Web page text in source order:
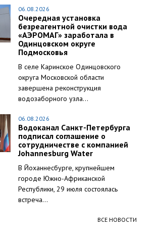
06.08.2026
Очередная установка
безреагентной очистки вода
«АЭРОМАГ» заработала в
Одинцовском округе
Подмосковья
В селе Каринское Одинцовского
округа Московской области
завершена реконструкция
водозаборного узла...
06.08.2026
Водоканал Санкт-Петербурга
подписал соглашение о
сотрудничестве с компанией
Johannesburg Water
В Йоханнесбурге, крупнейшем
городе Южно-Африканской
Республики, 29 июля состоялась
встреча...
ВСЕ НОВОСТИ